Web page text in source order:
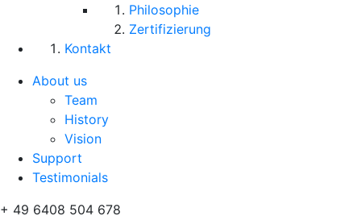
Philosophie
Zertifizierung
Kontakt
About us
Team
History
Vision
Support
Testimonials
+ 49 6408 504 678